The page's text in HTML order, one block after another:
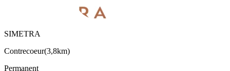
SIMETRA
Contrecoeur(3,8km)
Permanent